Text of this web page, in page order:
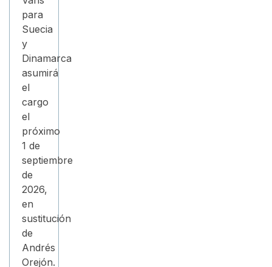
para
Suecia
y
Dinamarca
asumirá
el
cargo
el
próximo
1 de
septiembre
de
2026,
en
sustitución
de
Andrés
Orejón.